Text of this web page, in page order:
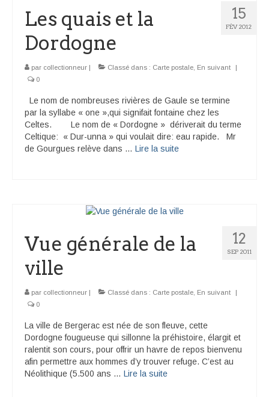
15
FÉV 2012
Les quais et la
Dordogne
par collectionneur | Classé dans : Carte postale En suivant
|
0
Le nom de nombreuses rivières de Gaule se termine
par la syllabe « one »,qui signifait fontaine chez les
Celtes. Le nom de « Dordogne » dériverait du terme
Celtique: « Dur-unna » qui voulait dire: eau rapide. Mr
de Gourgues relève dans … Lire la suite­­
12
SEP 2011
Vue générale de la
ville
par collectionneur Classé dans : Carte postale En suivant
0
La ville de Bergerac est née de son fleuve, cette
Dordogne fougueuse qui sillonne la préhistoire, élargit et
ralentit son cours, pour offrir un havre de repos bienvenu
afin permettre aux hommes d’y trouver refuge. C’est au
Néolithique (5.500 ans … Lire la suite­­